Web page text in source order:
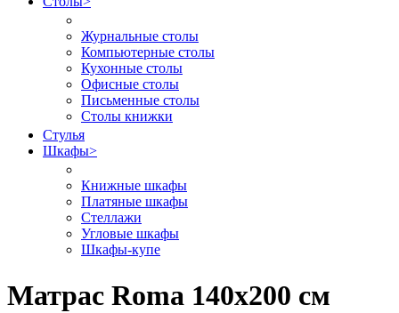
Журнальные столы
Компьютерные столы
Кухонные столы
Офисные столы
Письменные столы
Столы книжки
Стулья
Шкафы>
Книжные шкафы
Платяные шкафы
Стеллажи
Угловые шкафы
Шкафы-купе
Матрас Roma 140х200 см